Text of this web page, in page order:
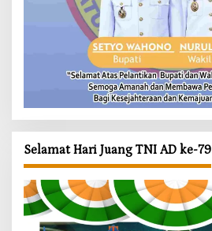
Selamat Hari Juang TNI AD ke-79